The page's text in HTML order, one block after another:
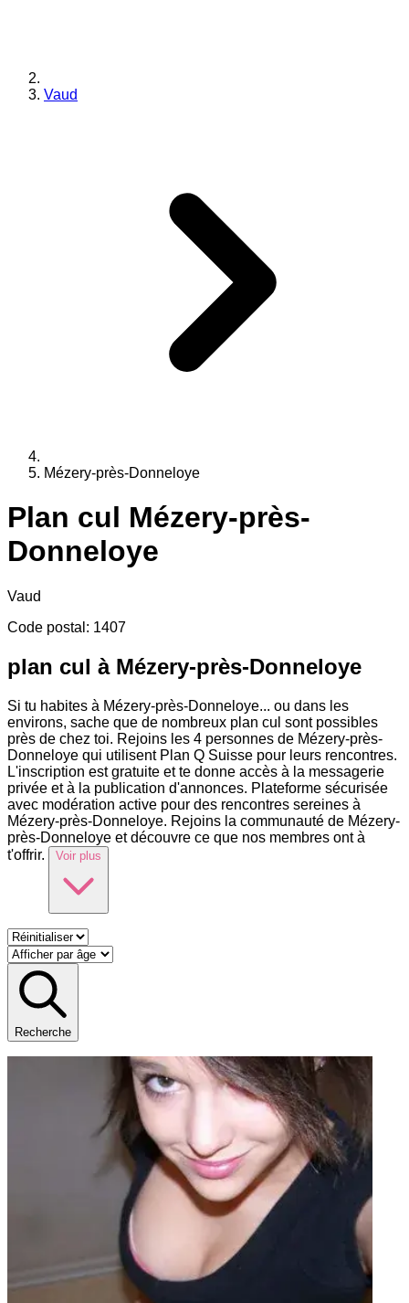
Vaud
Mézery-près-Donneloye
Plan cul Mézery-près-
Donneloye
Vaud
Code postal : 1407
plan cul à Mézery-près-Donneloye
Si tu habites à Mézery-près-Donneloye... ou dans les
environs, sache que de nombreux plan cul sont possibles
près de chez toi. Rejoins les 4 personnes de Mézery-près-
Donneloye qui utilisent Plan Q Suisse pour leurs rencontres.
L'inscription est gratuite et te donne accès à la messagerie
privée et à la publication d'annonces. Plateforme sécurisée
avec modération active pour des rencontres sereines à
Mézery-près-Donneloye. Rejoins la communauté de Mézery-
près-Donneloye et découvre ce que nos membres ont à
t'offrir.
Voir plus
Recherche